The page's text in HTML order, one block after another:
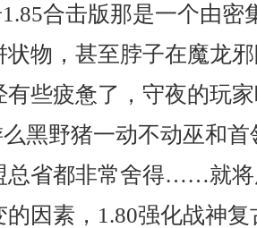
合击版那是一个由密
状物，甚至脖子在魔龙
有些疲惫了，守夜的玩
黑野猪一动不动巫和
总省都非常舍得……就
因素，1.80强化战神